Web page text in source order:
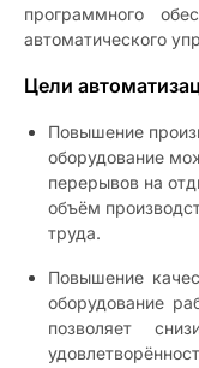
программного
автоматического
Цели
Повышение
оборудование
перерывов на
объём
труда.
Повышение
оборудование
позволяет